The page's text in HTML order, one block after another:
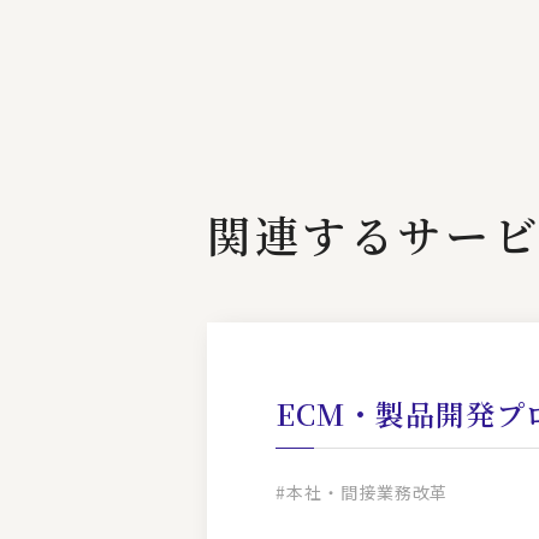
関連するサー
ECM・製品開発プ
#本社・間接業務改革